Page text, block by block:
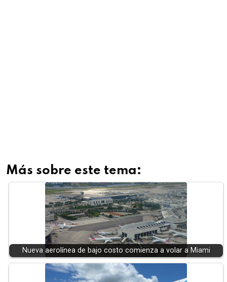
Más sobre este tema:
Nueva aerolínea de bajo costo comienza a volar a Miami